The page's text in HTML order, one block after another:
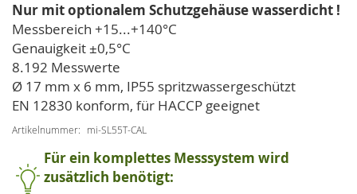
Nur mit optionalem Schutzgehäuse wasserdicht !
Messbereich +15...+140°C
Genauigkeit ±0,5°C
8.192 Messwerte
Ø 17 mm x 6 mm, IP55 spritzwassergeschützt
EN 12830 konform, für HACCP geeignet
Artikelnummer mi-SL55T-CAL
Für ein komplettes Messsystem wird
zusätzlich benötigt: